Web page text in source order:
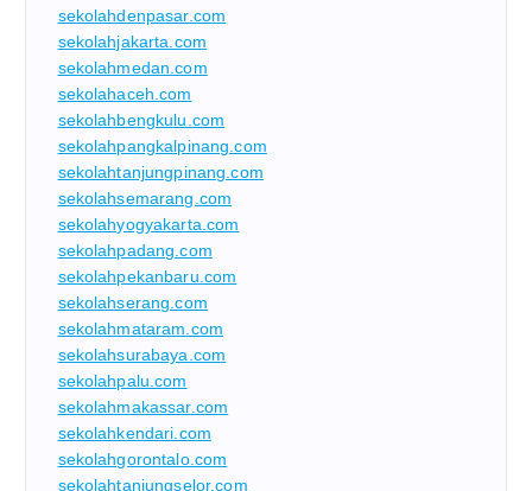
sekolahdenpasar.com
sekolahjakarta.com
sekolahmedan.com
sekolahaceh.com
sekolahbengkulu.com
sekolahpangkalpinang.com
sekolahtanjungpinang.com
sekolahsemarang.com
sekolahyogyakarta.com
sekolahpadang.com
sekolahpekanbaru.com
sekolahserang.com
sekolahmataram.com
sekolahsurabaya.com
sekolahpalu.com
sekolahmakassar.com
sekolahkendari.com
sekolahgorontalo.com
sekolahtanjungselor.com